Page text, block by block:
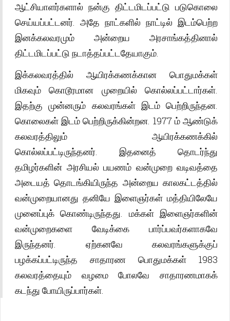
ஆட்சியாளர்களால் நன்கு திட்டமிடப்பட்டு படுகொலை
செய்யப்பட்டனர். அதே நாட்களில் நாட்டில் இடம்பெற்ற
இனக்கலவரமும் அன்றைய அரசாங்கத்தினால்
திட்டமிடப்பட்டு நடாத்தப்பட்டதேயாகும்.
இக்கலவரத்தில் ஆயிரக்கணக்கான பொதுமக்கள்
மிகவும் கொடூரமான முறையில் கொல்லப்பட்டார்கள்.
இதற்கு முன்னரும் கலவரங்கள் இடம் பெற்றிருந்தன.
கொலைகள் இடம் பெற்றிருக்கின்றன. 1977 ம் ஆண்டுக்
கலவரத்திலும் ஆயிரக்கணக்கில்
கொல்லப்பட்டிருந்தனர். இதனைத் தொடர்ந்து
தமிழர்களின் அரசியல் பயணம் வன்முறை வடிவத்தை
அடையத் தொடங்கியிருந்த அன்றைய காலகட்டத்தில்
வன்முறையானது தனியே இளைஞர்கள் மத்தியிலேயே
முனைப்புக் கொண்டிருந்தது. மக்கள் இளைஞர்களின்
வன்முறைகளை வேடிக்கை பார்ப்பவர்களாகவே
இருந்தனர். ஏற்கனவே கலவரங்களுக்குப்
பழக்கப்பட்டிருந்த சாதாரண பொதுமக்கள் 1983
கலவரத்தையும் வழமை போலவே சாதாரணமாகக்
கடந்து போயிருப்பார்கள்.